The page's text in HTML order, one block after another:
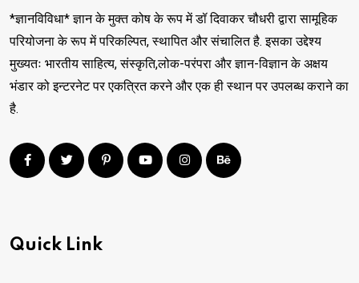
*ज्ञानविविधा* ज्ञान के मुक्त कोष के रूप में डॉ दिवाकर चौधरी द्वारा सामूहिक
परियोजना के रूप में परिकल्पित, स्थापित और संचालित है. इसका उद्देश्य
मुख्यतः भारतीय साहित्य, संस्कृति,लोक-परंपरा और ज्ञान-विज्ञान के अक्षय
भंडार को इन्टरनेट पर एकत्रित करने और एक ही स्थान पर उपलब्ध कराने का
है.
Quick Link